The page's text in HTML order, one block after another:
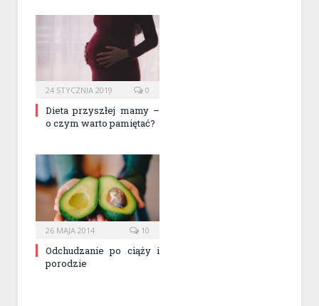
24 STYCZNIA 2019 0
Dieta przyszłej mamy –
o czym warto pamiętać?
26 MAJA 2014 10
Odchudzanie po ciąży i
porodzie